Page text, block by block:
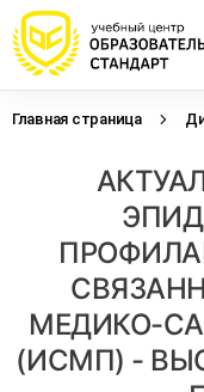
Главная страница
МЕДИКО-
(ИСМП) -
Оставьте
Оставьте
Оставьте